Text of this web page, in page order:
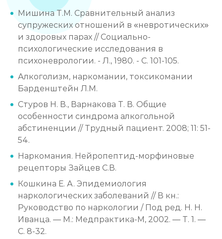
Мишина Т.М. Сравнительный анализ
супружеских отношений в «невротических»
и здоровых парах // Социально-
психологические исследования в
психоневрологии. - Л., 1980. - С. 101-105.
Алкоголизм, наркомании, токсикомании
Барденштейн Л.M.
Стуров Н. В., Варнакова Т. В. Общие
особенности синдрома алкогольной
абстиненции // Трудный пациент. 2008; 11: 51-
54.
Наркомания. Нейропептид-морфиновые
рецепторы Зайцев С.В.
Кошкина Е. А. Эпидемиология
наркологических заболеваний // В кн.:
Руководство по наркологии / Под ред. Н. Н.
Иванца. — М.: Медпрактика-М, 2002. — Т. 1. —
С. 8-32.